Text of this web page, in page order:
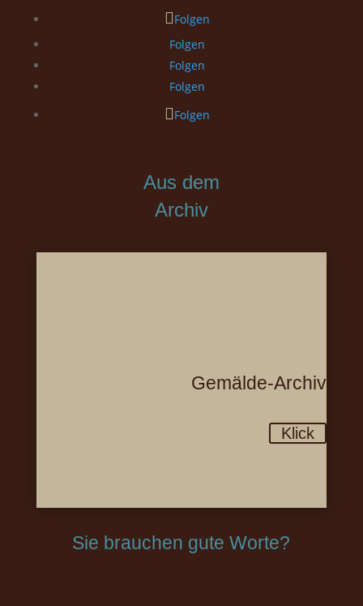
Folgen
Folgen
Folgen
Folgen
Folgen
Aus dem
Archiv
Gemälde-Archiv
Klick
Sie brauchen gute Worte?